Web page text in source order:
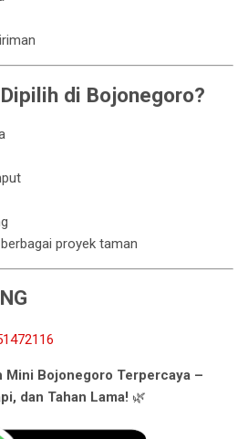
di Bojonegoro?
proyek taman
Mini Bojonegoro Terpercaya –
dan Tahan Lama! 🌿